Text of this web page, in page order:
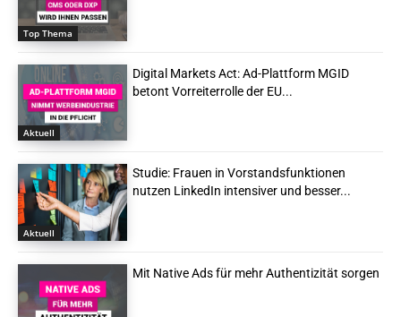
Top Thema
Aktuell
Digital Markets Act: Ad-Plattform MGID
betont Vorreiterrolle der EU...
Aktuell
Studie: Frauen in Vorstandsfunktionen
nutzen LinkedIn intensiver und besser...
Mit Native Ads für mehr Authentizität sorgen